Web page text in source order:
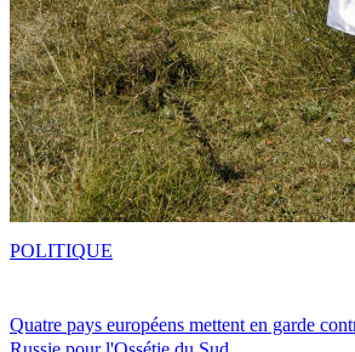
Quatre pays européens mettent en garde
POLITIQUE